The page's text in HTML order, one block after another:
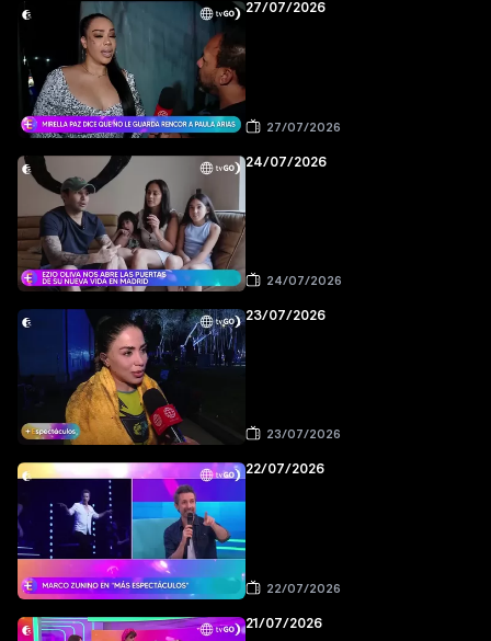
27/07/2026
27/07/2026
24/07/2026
24/07/2026
23/07/2026
23/07/2026
22/07/2026
22/07/2026
21/07/2026